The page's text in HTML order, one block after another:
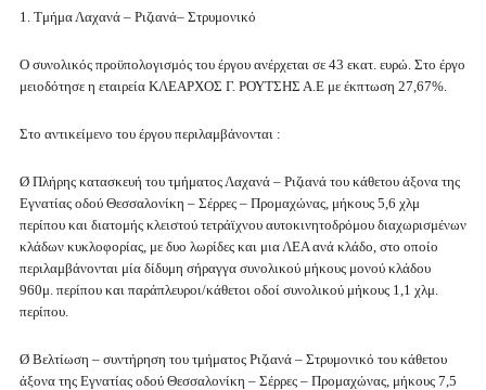
1. Τμήμα Λαχανά – Ριζιανά– Στρυμονικό
Ο συνολικός προϋπολογισμός του έργου ανέρχεται σε 43 εκατ. ευρώ. Στο έργο
μειοδότησε η εταιρεία ΚΛΕΑΡΧΟΣ Γ. ΡΟΥΤΣΗΣ Α.Ε με έκπτωση 27,67%.
Στο αντικείμενο του έργου περιλαμβάνονται :
Ø Πλήρης κατασκευή του τμήματος Λαχανά – Ριζιανά του κάθετου άξονα της
Εγνατίας οδού Θεσσαλονίκη – Σέρρες – Προμαχώνας, μήκους 5,6 χλμ
περίπου και διατομής κλειστού τετράϊχνου αυτοκινητοδρόμου διαχωρισμένων
κλάδων κυκλοφορίας, με δυο λωρίδες και μια ΛΕΑ ανά κλάδο, στο οποίο
περιλαμβάνονται μία δίδυμη σήραγγα συνολικού μήκους μονού κλάδου
960μ. περίπου και παράπλευροι/κάθετοι οδοί συνολικού μήκους 1,1 χλμ.
περίπου.
Ø Βελτίωση – συντήρηση του τμήματος Ριζιανά – Στρυμονικό του κάθετου
άξονα της Εγνατίας οδού Θεσσαλονίκη – Σέρρες – Προμαχώνας, μήκους 7,5